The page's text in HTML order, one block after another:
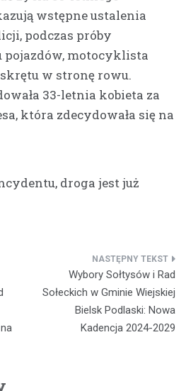
wstępne ustalenia
podczas próby
motocyklista
w stronę rowu.
33-letnia kobieta za
która zdecydowała się na
droga jest już
Wybory Sołtysów i Rad
Sołeckich w Gminie Wiejskiej
Bielsk Podlaski: Nowa
Kadencja 2024-2029